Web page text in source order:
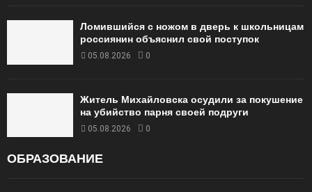
Ломившийся с ножом в дверь к школьницам
россиянин объяснил свой поступок
05.08.2026 0
Житель Михайловска осудили за покушение
на убийство парня своей подруги
05.08.2026 0
ОБРАЗОВАНИЕ